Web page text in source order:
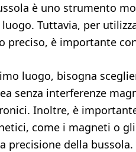
è uno strumento
Tuttavia, per
preciso, è importante
luogo, bisogna
senza interferenze
Inoltre, è
come i magneti o
precisione della bussola.